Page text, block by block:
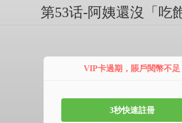
第53话-阿姨還沒「吃
VIP卡過期，賬戶閱幣不足
3秒快速註冊